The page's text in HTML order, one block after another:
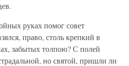
руках помог совет
право, столь крепкий в
забытых толпою? С полей
но святой, пришли ли